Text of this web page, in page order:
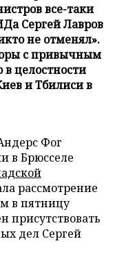
все-таки
Сергей Лавров
не отменял».
с привычным
целостности
и Тбилиси в
Фог
в Брюсселе
рассмотрение
в пятницу
присутствовать
дел Сергей